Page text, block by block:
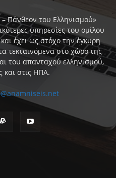
Πάνθεον του Ελληνισμού»
υπηρεσίες του ομίλου
έχει ως στόχο την έγκυρη
τεκταινόμενα στο χώρο της
του απανταχού ελληνισμού,
και στις ΗΠΑ.